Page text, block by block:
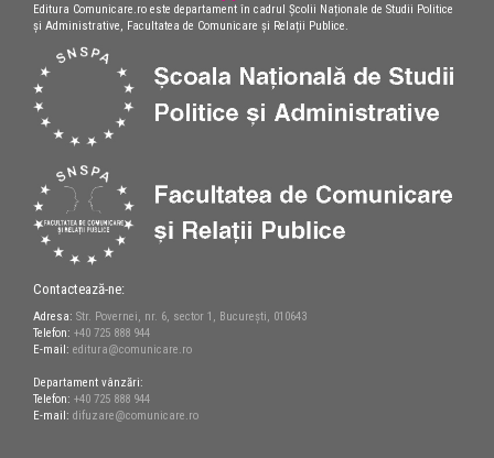
Editura Comunicare.ro este departament în cadrul Școlii Naționale de Studii Politice
și Administrative, Facultatea de Comunicare și Relații Publice.
Contactează-ne:
Adresa: Str. Povernei, nr. 6, sector 1, București, 010643
Telefon: +40 725 888 944
E-mail: editura@comunicare.ro
Departament vânzări:
Telefon: +40 725 888 944
E-mail: difuzare@comunicare.ro